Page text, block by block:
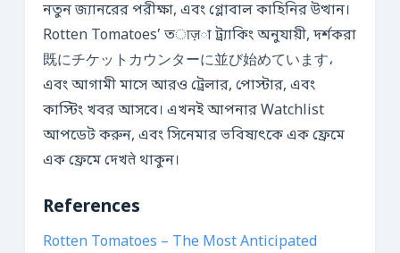
নতুন জ্যানরের পরীক্ষা, এবং গ্লোবাল কাহিনির উত্থান।
Rotten Tomatoes’ তाज़া ট্র্যাকিং অনুযায়ী, দর্শকরা
既にチケットカウンターに並び始めています،
এবং আগামী মাসে আরও ট্রেলার, পোস্টার, এবং
কাস্টিং খবর আসবে। এখনই আপনার Watchlist
আপডেট করুন, এবং সিনেমার ভবিষ্যৎকে এক ফ্রেমে
এক ফ্রেমে দেখते থাকুন।
References
Rotten Tomatoes – The Most Anticipated